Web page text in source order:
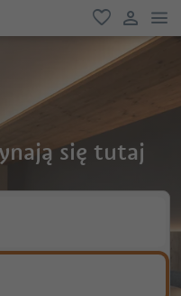
ulubione
link
się tutaj